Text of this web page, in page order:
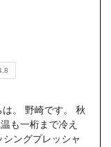
。 野崎です。 秋
も一桁まで冷え
ングプレッシャ